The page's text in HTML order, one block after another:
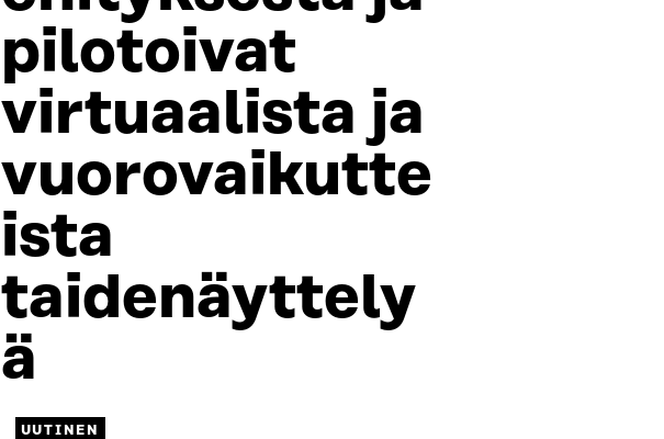
pilotoivat
virtuaalista ja
vuorovaikutte
ista
taidenäyttely
ä
UUTINEN